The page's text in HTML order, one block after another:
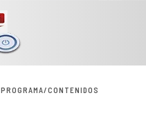
PROGRAMA/CONTENIDOS